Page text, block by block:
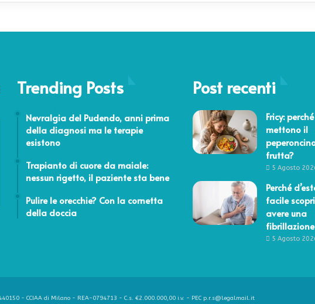
Trending Posts
Nevralgia del Pudendo, anni prima
della diagnosi ma le terapie
esistono
Trapianto di cuore da maiale:
nessun rigetto, il paziente sta bene
Pulire le orecchie? Con la cornetta
della doccia
Post recenti
Fricy:
mettono il
frutta?
5 Agosto
Perché
facile
avere una
5 Agosto
- CCIAA di Milano - REA-0794713 - C.s. €2.000.000,00 i.v. - PEC p.r.s@legalmail.it